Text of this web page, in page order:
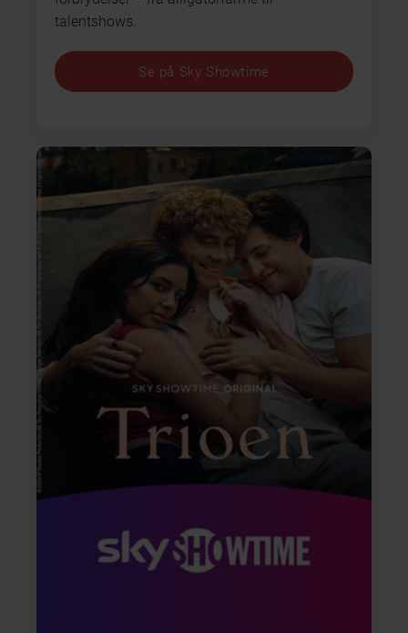
talentshows.
Se på Sky Showtime